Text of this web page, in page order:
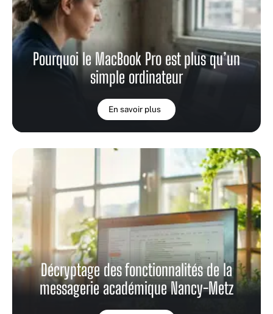
Pourquoi le MacBook Pro est plus qu’un
simple ordinateur
En savoir plus
Décryptage des fonctionnalités de la
messagerie académique Nancy-Metz